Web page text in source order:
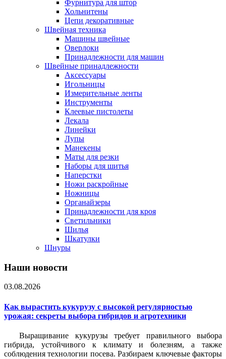
Фурнитура для штор
Хольнитены
Цепи декоративные
Швейная техника
Машины швейные
Оверлоки
Принадлежности для машин
Швейные принадлежности
Аксессуары
Игольницы
Измерительные ленты
Инструменты
Клеевые пистолеты
Лекала
Линейки
Лупы
Манекены
Маты для резки
Наборы для шитья
Наперстки
Ножи раскройные
Ножницы
Органайзеры
Принадлежности для кроя
Светильники
Шилья
Шкатулки
Шнуры
Наши новости
03.08.2026
Как вырастить кукурузу с высокой регулярностью
урожая: секреты выбора гибридов и агротехники
Выращивание кукурузы требует правильного выбора
гибрида, устойчивого к климату и болезням, а также
соблюдения технологии посева. Разбираем ключевые факторы